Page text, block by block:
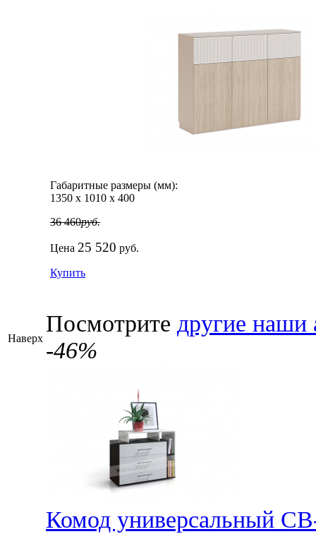
Наверх
Габаритные размеры (мм):
1350 х 1010 х 400
36 460руб.
Цена 25 520 руб.
Купить
Посмотрите другие наши
-46%
Комод универсальный